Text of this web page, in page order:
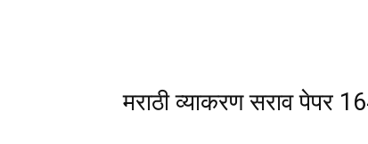
मराठी व्याकरण सराव पेपर